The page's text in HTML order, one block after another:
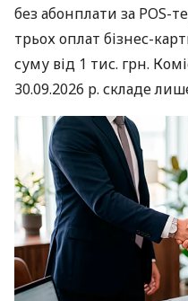
без абонплати за POS-
трьох оплат бізнес-
суму від 1 тис. грн.
30.09.2026 р. складе